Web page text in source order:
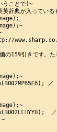
うことで)~
英辞典が入って
の15%引きです。
~